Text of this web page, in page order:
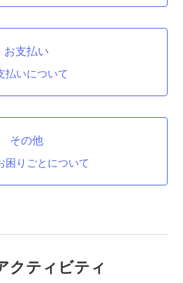
お支払い
払いについて
その他
困りごとについて
クティビティ